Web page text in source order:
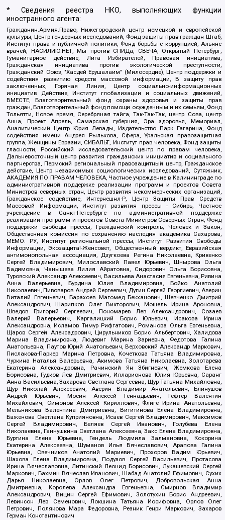
* Сведения реестра НКО, выполняющих функции
иностранного агента:
Гражданин.Армия.Право, Нижегородский центр немецкой и европейской
культуры, Центр гендерных исследований, Фонд защиты прав граждан Штаб,
Институт права и публичной политики, Фонд борьбы с коррупцией, Альянс
врачей, НАСИЛИЮ.НЕТ, Мы против СПИДа, СВЕЧА, Открытый Петербург,
Гуманитарное действие, Лига Избирателей, Правовая инициатива,
Гражданская инициатива против экологической преступности,
Гражданский Союз, "Хасдей Ерушалаим" (Милосердие), Центр поддержки и
содействия развитию средств массовой информации, В защиту прав
заключенных, Горячая Линия, Центр социально-информационных
инициатив Действие, Институт глобализации и социальных движений,
ВМЕСТЕ, Благотворительный фонд охраны здоровья и защиты прав
граждан, Благотворительный фонд помощи осужденным и их семьям, Фонд
Тольятти, Новое время, Серебряная тайга, Так-Так-Так, центр Сова, центр
Анна, Проект Апрель, Самарская губерния, Эра здоровья, Мемориал,
Аналитический Центр Юрия Левады, Издательство Парк Гагарина, Фонд
содействия имени Андрея Рылькова, Сфера, Уральская правозащитная
группа, Женщины Евразии, СИБАЛЬТ, Институт прав человека, Фонд защиты
гласности, Российский исследовательский центр по правам человека,
Дальневосточный центр развития гражданских инициатив и социального
партнерства, Пермский региональный правозащитный центр, Гражданское
действие, Центр независимых социологических исследований, Сутяжник,
АКАДЕМИЯ ПО ПРАВАМ ЧЕЛОВЕКА, Частное учреждение в Калининграде по
административной поддержке реализации программ и проектов Совета
Министров северных стран, Центр развития некоммерческих организаций,
Гражданское содействие, Интернешнл-Р, Центр Защиты Прав Средств
Массовой Информации, Институт развития прессы - Сибирь, Частное
учреждение в Санкт-Петербурге по административной поддержке
реализации программ и проектов Совета Министров Северных Стран, Фонд
поддержки свободы прессы, Гражданский контроль, Человек и Закон,
Общественная комиссия по сохранению наследия академика Сахарова,
МЕМО. РУ, Институт региональной прессы, Институт Развития Свободы
Информации, Экозащита!-Женсовет, Общественный вердикт, Евразийская
антимонопольная ассоциация, Дзугкоева Регина Николаевна, Кривенко
Сергей Владимирович, Милославский Павел Юрьевич, Шнырова Ольга
Вадимовна, Чанышева Лилия Айратовна, Сидорович Ольга Борисовна,
Туровский Александр Алексеевич, Васильева Анастасия Евгеньевна, Ривина
Анна Валерьевна, Бурдина Юлия Владимировна, Бойко Анатолий
Николаевич, Пивоваров Андрей Сергеевич, Дугин Сергей Георгиевич, Аверин
Виталий Евгеньевич, Барахоев Магомед Бекханович, Шевченко Дмитрий
Александрович, Шарипков Олег Викторович, Мошель Ирина Ароновна,
Шведов Григорий Сергеевич, Пономарев Лев Александрович, Созаев
Валерий Валерьевич, Каргалицкий Борис Юльевич, Исакова Ирина
Александровна, Исламов Тимур Рифгатович, Романова Ольга Евгеньевна,
Щаров Сергей Алексадрович, Цирульников Борис Альбертович, Халидова
Марина Владимировна, Людевиг Марина Зариевна, Федотова Галина
Анатольевна, Паутов Юрий Анатольевич, Верховский Александр Маркович,
Пислакова-Паркер Марина Петровна, Кочеткова Татьяна Владимировна,
Чуркина Наталья Валерьевна, Акимова Татьяна Николаевна, Золотарева
Екатерина Александровна, Рачинский Ян Збигневич, Жемкова Елена
Борисовна, Гудков Лев Дмитриевич, Илларионова Юлия Юрьевна, Саранг
Анна Васильевна, Захарова Светлана Сергеевна, Щур Татьяна Михайловна,
Щур Николай Алексеевич, Аверин Владимир Анатольевич, Блинушов
Андрей Юрьевич, Мосин Алексей Геннадьевич, Гефтер Валентин
Михайлович, Симонов Алексей Кириллович, Флиге Ирина Анатольевна,
Мельникова Валентина Дмитриевна, Вититинова Елена Владимировна,
Баженова Светлана Куприяновна, Исаев Сергей Владимирович, Максимов
Сергей Владимирович, Беляев Сергей Иванович, Голубева Елена
Николаевна, Ганнушкина Светлана Алексеевна, Закс Елена Владимировна,
Буртина Елена Юрьевна, Гендель Людмила Залмановна, Кокорина
Екатерина Алексеевна, Шуманов Илья Вячеславович, Арапова Галина
Юрьевна, Свечников Анатолий Мариевич, Прохоров Вадим Юрьевич,
Шахова Елена Владимировна, Подузов Сергей Васильевич, Протасова
Ирина Вячеславовна, Литинский Леонид Борисович, Лукашевский Сергей
Маркович, Бахмин Вячеслав Иванович, Шабад Анатолий Ефимович, Сухих
Дарья Николаевна, Орлов Олег Петрович, Добровольская Анна
Дмитриевна, Королева Александра Евгеньевна, Смирнов Владимир
Александрович, Вицин Сергей Ефимович, Золотухин Борис Андреевич,
Левинсон Лев Семенович, Локшина Татьяна Иосифовна, Орлов Олег
Петрович, Полякова Мара Федоровна, Резник Генри Маркович, Захаров
Герман Константинович